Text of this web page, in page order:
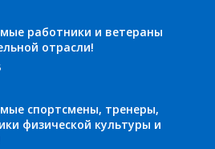
работники и ветераны
отрасли!
спортсмены, тренеры,
физической культуры и